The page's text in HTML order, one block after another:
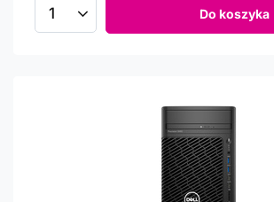
Ilość produktów Do koszyka